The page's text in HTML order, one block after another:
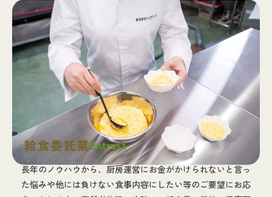
Entrust
給食委託業
長年のノウハウから、厨房運営にお金がかけられないと言っ
た悩みや他には負けない食事内容にしたい等のご要望にお応